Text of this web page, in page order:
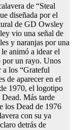
de “Steal
diseñada por el
de GD Owsley
vio una señal de
y naranjas por una
animó a idear el
por un rayo. Unos
a los “Grateful
de aparecer en el
1970, el logotipo
Más tarde
los Dead de 1976
con su ya
detrás de